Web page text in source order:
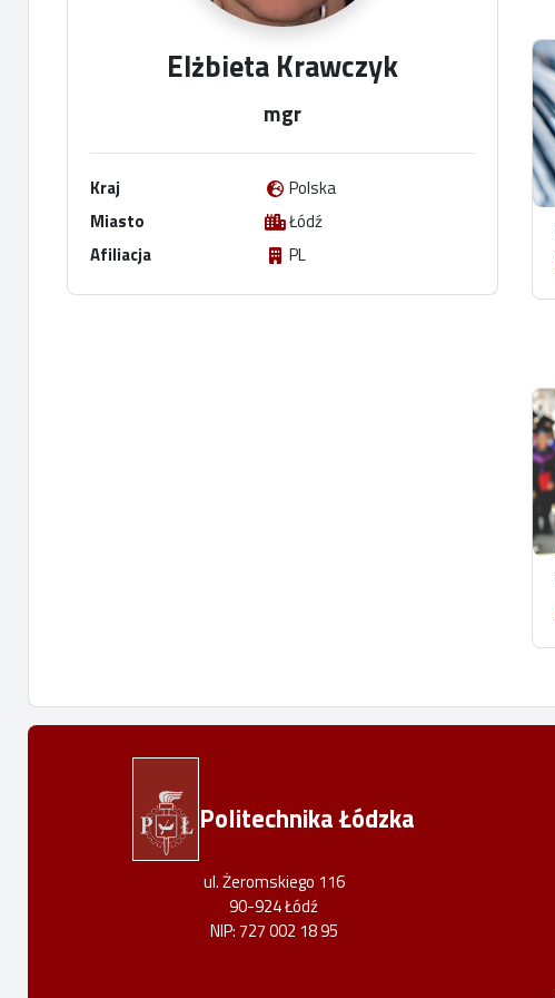
Elżbieta Krawczyk
mgr
Kraj
Polska
Miasto
Łódź
Afiliacja
PL
Politechnika Łódzka
ul. Żeromskiego 116
90-924 Łódź
NIP: 727 002 18 95